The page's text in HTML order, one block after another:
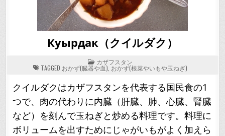
Куырдак（クイルダク）
POSTED
IN
カザフスタン
TAGGED おかず(臓器や血) ,おかず(根菜やいもや玉ねぎ)
クイルダクはカザフスタンを代表する国民食の1
つで、肉の代わりに内臓（肝臓、肺、心臓、腎臓
など）を刻んで玉ねぎと炒める料理です。料理に
ボリュームを出すためにじゃがいもがよく加えら